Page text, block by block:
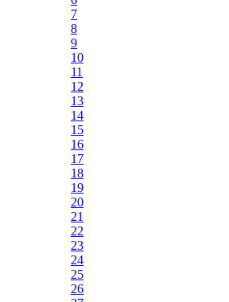
7
8
9
10
11
12
13
14
15
16
17
18
19
20
21
22
23
24
25
26